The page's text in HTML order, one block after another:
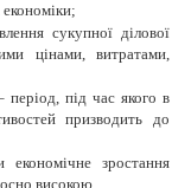
сукупної ділової
цінами, витратами,
під час якого в
призводить до
зростання
високою.